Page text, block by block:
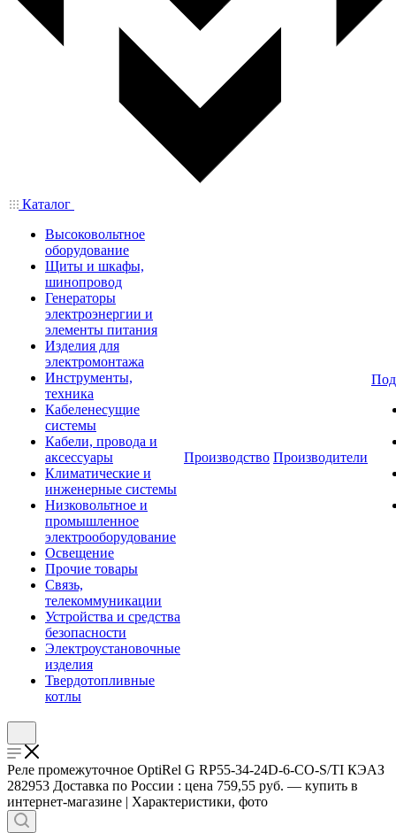
Каталог
Высоковольтное
оборудование
Щиты и шкафы,
шинопровод
Генераторы
электроэнергии и
элементы питания
Изделия для
электромонтажа
Инструменты,
техника
Кабеленесущие
системы
Кабели, провода и
аксессуары
Климатические и
инженерные системы
Низковольтное и
промышленное
электрооборудование
Освещение
Прочие товары
Связь,
телекоммуникации
Устройства и средства
безопасности
Электроустановочные
изделия
Твердотопливные
котлы
Производство Производители
Реле промежуточное OptiRel G RP55-34-24D-6-CO-S/TI КЭАЗ
282953 Доставка по России : цена 759,55 руб. — купить в
интернет-магазине | Характеристики, фото